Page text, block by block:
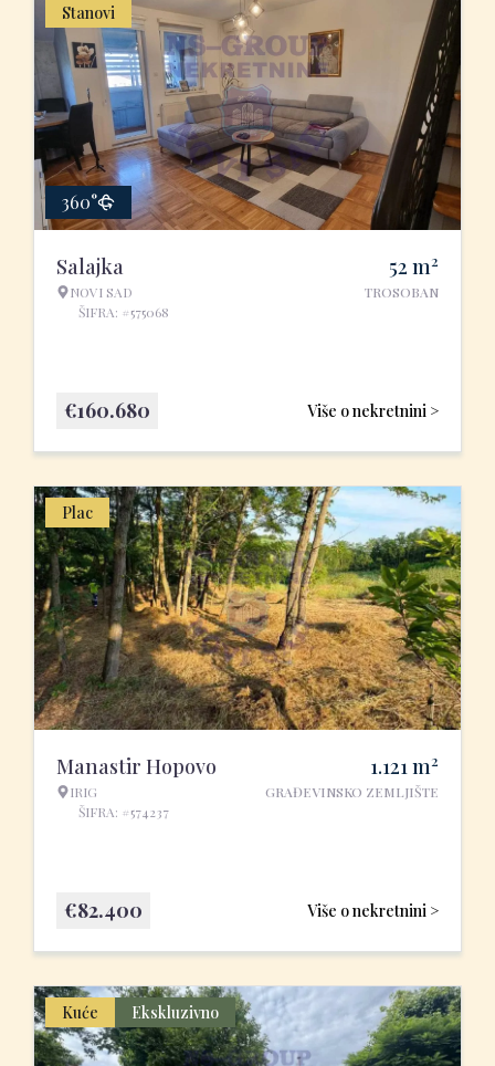
Stanovi
360°
Salajka
NOVI SAD
ŠIFRA: #575068
52 m2
TROSOBAN
Više o nekretnini >
€160.680
Plac
Manastir Hopovo
IRIG
ŠIFRA: #574237
1.121m2
GRAĐEVINSKO ZEMLJIŠTE
Više o nekretnini >
€82.400
Kuće Ekskluzivno